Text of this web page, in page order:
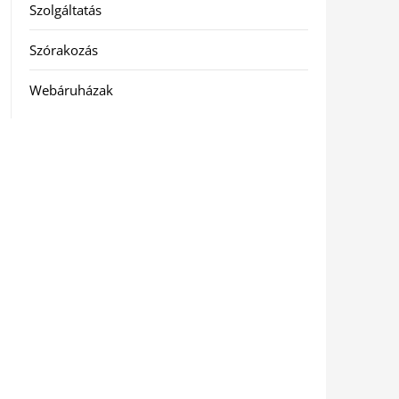
Szolgáltatás
Szórakozás
Webáruházak